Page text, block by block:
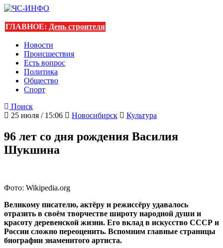
ГЛАВНОЕ: День строителя
Новости
Происшествия
Есть вопрос
Политика
Общество
Спорт
Поиск
25 июля / 15:06
Новосибирск Культура
96 лет со дня рождения Василия
Шукшина
Фото: Wikipedia.org
Великому писателю, актёру и режиссёру удавалось
отразить в своём творчестве широту народной души и
красоту деревенской жизни. Его вклад в искусство СССР и
России сложно переоценить. Вспомним главные страницы
биографии знаменитого артиста.